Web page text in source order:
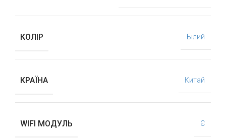
КОЛІР Білий
КРАЇНА Китай
WIFI МОДУЛЬ Є